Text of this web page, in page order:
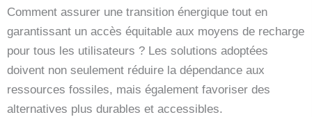
Comment assurer une transition énergique tout en
garantissant un accès équitable aux moyens de recharge
pour tous les utilisateurs ? Les solutions adoptées
doivent non seulement réduire la dépendance aux
ressources fossiles, mais également favoriser des
alternatives plus durables et accessibles.